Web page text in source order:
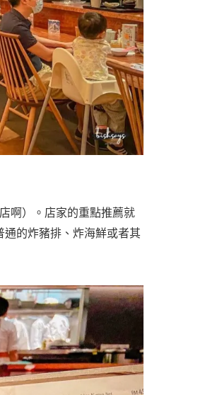
啊）。店家的重點推薦就
的炸豬排、炸海鮮或者其